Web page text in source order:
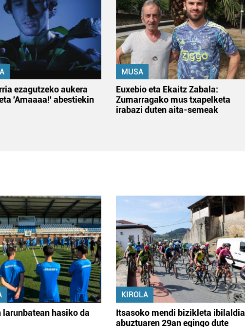
ezagutzeko aukera
'Amaaaa!' abestiekin
MUSA
Euxebio eta Ekaitz Zabala:
Zumarragako mus txapelketa
irabazi duten aita-semeak
larunbatean hasiko da
KIROLA
Itsasoko mendi bizikleta ibilaldia
abuztuaren 29an egingo dute